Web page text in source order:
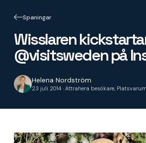
Spaningar
Wisslaren
@visitsweden på
Helena Nordström
23 juli 2014 · Attrahera besökare,